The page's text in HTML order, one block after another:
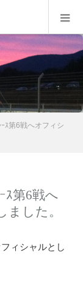
ｽ第6戦へオフィシ
ｽ第6戦へ
した。
ィシャルとし